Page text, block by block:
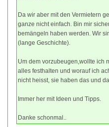
Da wir aber mit den Vermietern
ganze nicht einfach. Bin mir
bemängeln haben werden. Wir
(lange Geschichte).
Um dem vorzubeugen,wollte ich
alles festhalten und worauf ich
nicht heisst, sie haben das und
Immer her mit Ideen und Tipps.
Danke schonmal..